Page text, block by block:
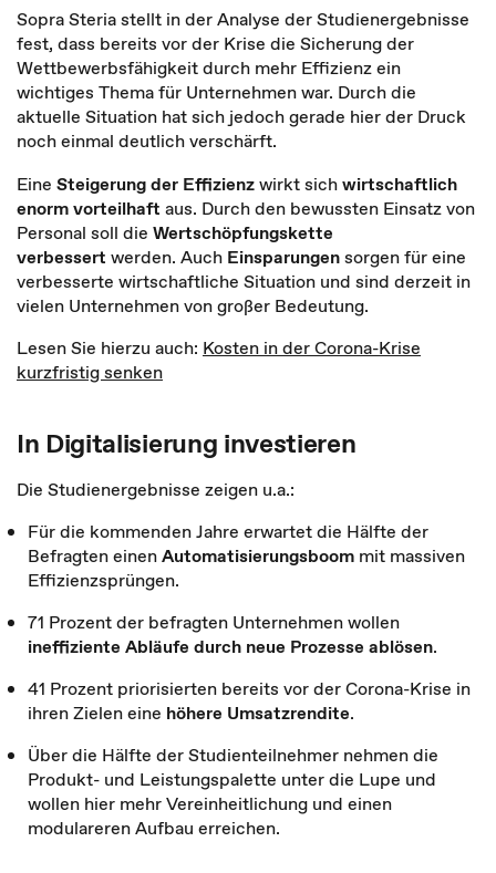
Sopra Steria stellt in der Analyse der Studienergebnisse
fest, dass bereits vor der Krise die Sicherung der
Wettbewerbsfähigkeit durch mehr Effizienz ein
wichtiges Thema für Unternehmen war. Durch die
aktuelle Situation hat sich jedoch gerade hier der Druck
noch einmal deutlich verschärft.
Eine Steigerung der Effizienzwirkt sichwirtschaftlich
enorm vorteilhaft aus. Durch den bewussten Einsatz von
Personal soll die Wertschöpfungskette
verbessert werden. Auch Einsparungensorgen für eine
verbesserte wirtschaftliche Situation und sind derzeit in
vielen Unternehmen von großer Bedeutung.
Lesen Sie hierzu auch: Kosten in der Corona-Krise
kurzfristig senken
In Digitalisierung investieren
Die Studienergebnisse zeigen u.a.:
Für die kommenden Jahre erwartet die Hälfte der
Befragten einenAutomatisierungsboom mit massiven
Effizienzsprüngen.
71 Prozent der befragten Unternehmen wollen
ineffiziente Abläufe durch neue Prozesse ablösen.
41 Prozent priorisierten bereits vor der Corona-Krise in
ihren Zielen eine höhere Umsatzrendite.
Über die Hälfte der Studienteilnehmer nehmen die
Produkt- und Leistungspalette unter die Lupe und
wollen hier mehr Vereinheitlichung und einen
modulareren Aufbau erreichen.